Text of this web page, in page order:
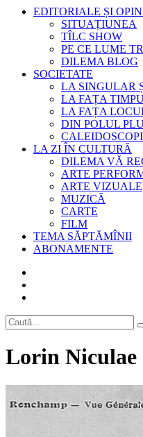
EDITORIALE ȘI
SITUAȚIUNEA
TÎLC SHOW
PE CE LUME
DILEMA BLOG
SOCIETATE
LA SINGULAR
LA FAȚA
LA FAȚA
DIN POLUL
LA ZI ÎN CULTURĂ
DILEMA VĂ
ARTE
ARTE VIZUALE
MUZICĂ
CARTE
FILM
TEMA SĂPTĂMÎNII
ABONAMENTE
Lorin Niculae